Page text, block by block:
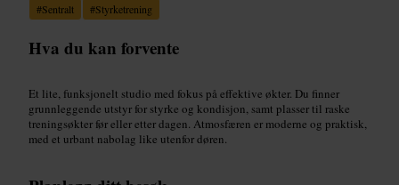
#Sentralt #Styrketrening
Hva du kan forvente
Et lite, funksjonelt studio med fokus på effektive økter. Du finner
grunnleggende utstyr for styrke og kondisjon, samt plasser til raske
treningsøkter før eller etter dagen. Atmosfæren er moderne og praktisk,
med et urbant nabolag like utenfor døren.